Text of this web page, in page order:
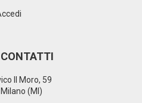
Il Moro, 59
(MI)